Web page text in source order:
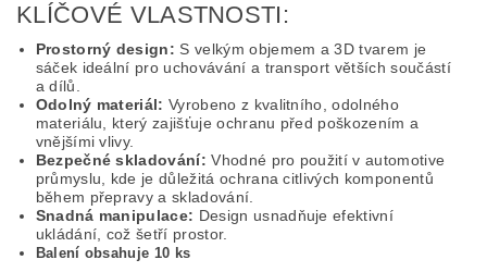
KLÍČOVÉ VLASTNOSTI:
Prostorný design: S velkým objemem a 3D tvarem je
sáček ideální pro uchovávání a transport větších součástí
a dílů.
Odolný materiál: Vyrobeno z kvalitního, odolného
materiálu, který zajišťuje ochranu před poškozením a
vnějšími vlivy.
Bezpečné skladování: Vhodné pro použití v automotive
průmyslu, kde je důležitá ochrana citlivých komponentů
během přepravy a skladování.
Snadná manipulace: Design usnadňuje efektivní
ukládání, což šetří prostor.
Balení obsahuje 10 ks